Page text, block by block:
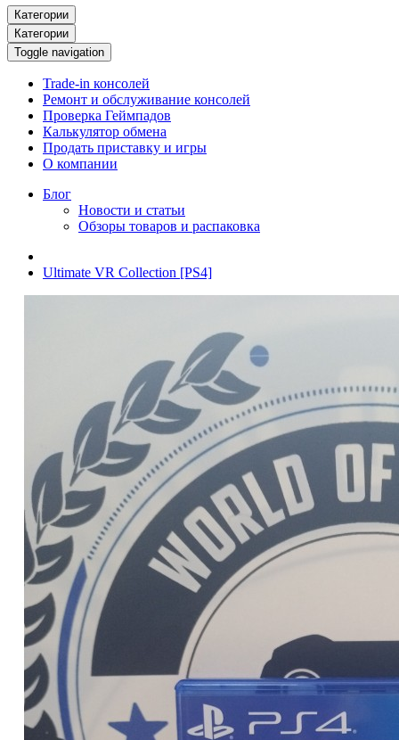
Категории
Категории
Toggle navigation
Trade-in консолей
Ремонт и обслуживание консолей
Проверка Геймпадов
Калькулятор обмена
Продать приставку и игры
О компании
Блог
Новости и статьи
Обзоры товаров и распаковка
Ultimate VR Collection [PS4]